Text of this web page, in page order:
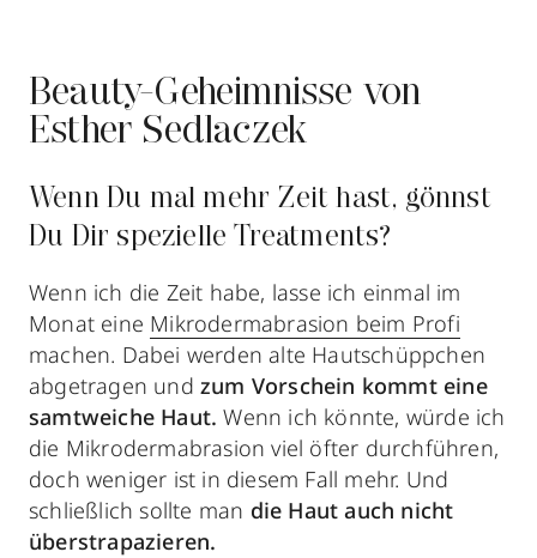
Beauty-Geheimnisse von
Esther Sedlaczek
Wenn Du mal mehr Zeit hast, gönnst
Du Dir spezielle Treatments?
Wenn ich die Zeit habe, lasse ich einmal im
Monat eine Mikrodermabrasion beim Profi
machen. Dabei werden alte Hautschüppchen
abgetragen und zum Vorschein kommt eine
samtweiche Haut.Wenn ich könnte, würde ich
die Mikrodermabrasion viel öfter durchführen,
doch weniger ist in diesem Fall mehr. Und
schließlich sollte man die Haut auch nicht
überstrapazieren.